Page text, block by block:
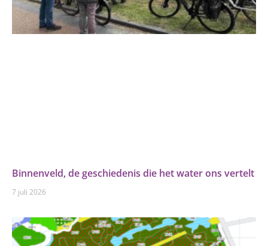
Binnenveld, de geschiedenis die het water ons vertelt
7 juli 2026